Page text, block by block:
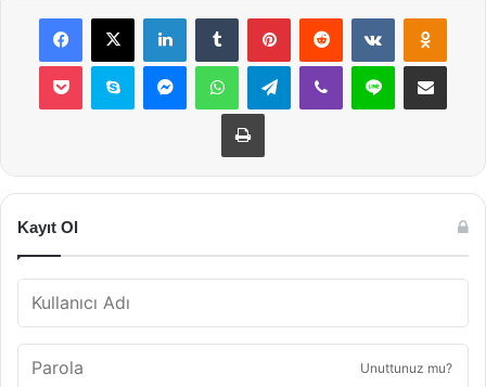
Facebook
X LinkedInTumblr PinterestReddit VKontakte
Pocket Skype MessengerWhatsAppTelegramViber Line E-Posta ile
Yazdır
Kayıt Ol
Unuttunuz mu?